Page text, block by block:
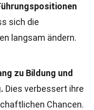
sich die
langsam ändern.
zu Bildung und
Dies verbessert ihre
Chancen.